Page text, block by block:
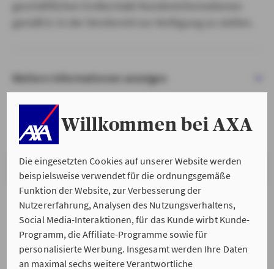
Willkommen bei AXA
Die eingesetzten Cookies auf unserer Website werden
beispielsweise verwendet für die ordnungsgemäße
Funktion der Website, zur Verbesserung der
Nutzererfahrung, Analysen des Nutzungsverhaltens,
Social Media-Interaktionen, für das Kunde wirbt Kunde-
Programm, die Affiliate-Programme sowie für
personalisierte Werbung. Insgesamt werden Ihre Daten
an maximal sechs weitere Verantwortliche
Weitere Informationen anzeigen
VERSTANDEN & WEITER